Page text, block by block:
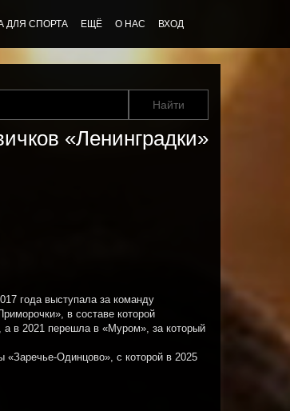
ДЛЯ СПОРТА ЕЩЁ О НАС ВХОД
«Ленинградки»
года выступала за команду
в составе которой
а в 2021 перешла в «Муром», за который
«Заречье-Одинцово», с которой в 2025